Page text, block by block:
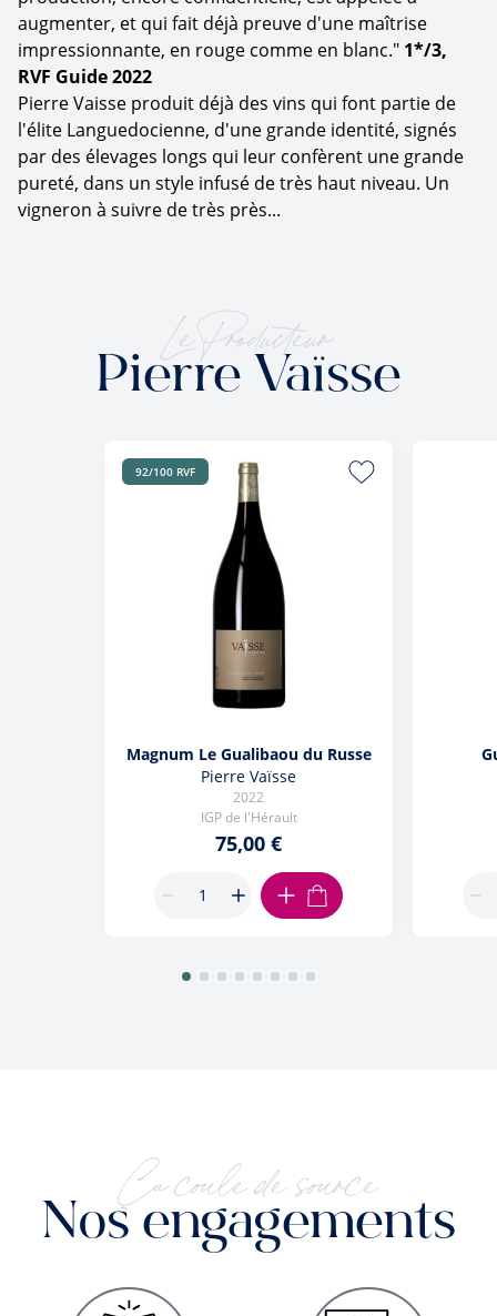
augmenter, et qui fait déjà preuve d'une maîtrise
impressionnante, en rouge comme en blanc." 1*/3,
RVF Guide 2022
Pierre Vaisse produit déjà des vins qui font partie de
l'élite Languedocienne, d'une grande identité, signés
par des élevages longs qui leur confèrent une grande
pureté, dans un style infusé de très haut niveau. Un
vigneron à suivre de très près...
Le Producteur
Pierre Vaïsse
92/100 RVF
Magnum Le Gualibaou du Russe
Pierre Vaïsse
2022
IGP de l'Hérault
75,00 €
AJOUTER AU PANIER
Ça coule de source
Nos engagements